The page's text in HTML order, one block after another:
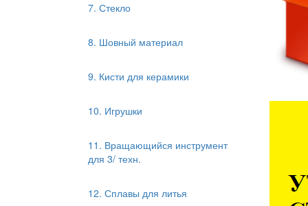
7. Стекло
8. Шовный материал
9. Кисти для керамики
10. Игрушки
11. Вращающийся инструмент
для 3/ техн.
12. Сплавы для литья